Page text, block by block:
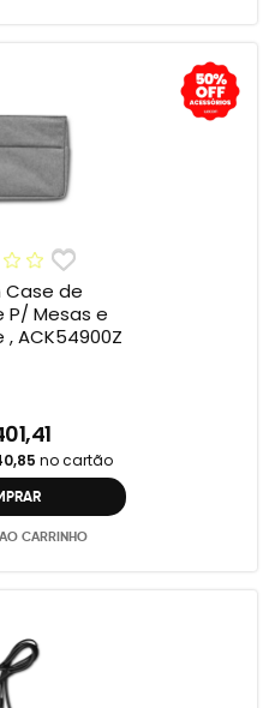
de
P/ Mesas e
, ACK54900Z
no cartão
CARRINHO